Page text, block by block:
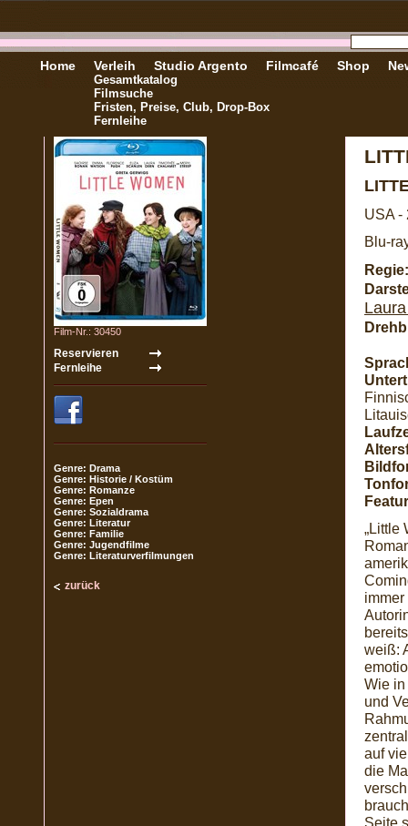
Home Verleih
Gesamtkatalog
Filmsuche
Fristen, Preise, Club, Drop-Box
Fernleihe
Studio Argento Filmcafé Shop
Film-Nr.: 30450
Genre: Drama
Genre: Historie / Kostüm
Genre: Romanze
Genre: Epen
Genre: Sozialdrama
Genre: Literatur
Genre: Familie
Genre: Jugendfilme
Genre: Literaturverfilmungen
zurück
USA -
Blu-
Regie:
„Little
weiß:
Wie in
und
auf
die
Seite